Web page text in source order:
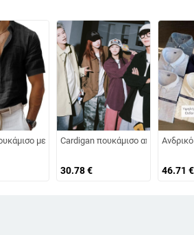
βαμβακερό ύφασμα
Oxford ύφασμα, μονόχρωμο, αντιρυτιδικό,
με γιακά πέτο, μίγμα λινιού –
Cardigan πουκάμισο από
30.78€ 46.71 €